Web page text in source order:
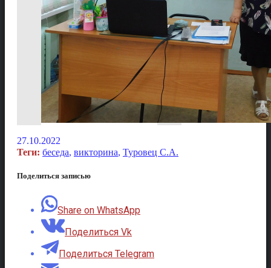
27.10.2022
Теги: беседа, викторина, Туровец С.А.
Поделиться записью
Share on WhatsApp
Поделиться Vk
Поделиться Telegram